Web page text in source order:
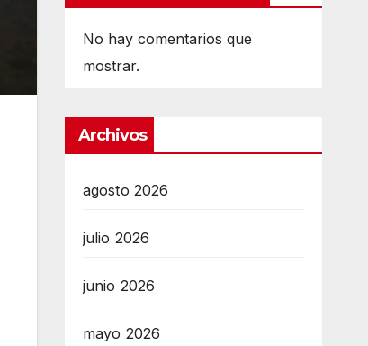
No hay comentarios que
mostrar.
Archivos
agosto 2026
julio 2026
junio 2026
mayo 2026